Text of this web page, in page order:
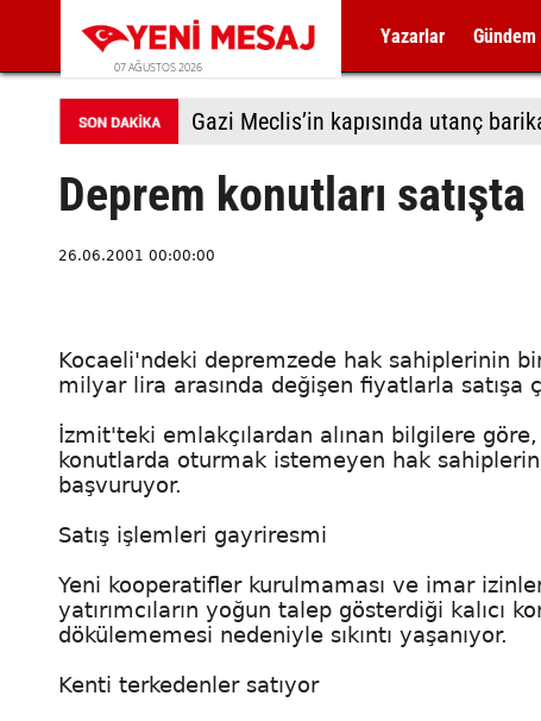
07 AĞUSTOS 2026
Yazarlar Gündem
Gazi Meclis’in kapısında utanç
Deprem konutları satışta
26.06.2001 00:00:00
Kocaeli'ndeki depremzede hak sahiplerinin
milyar lira arasında değişen fiyatlarla satışa
İzmit'teki emlakçılardan alınan bilgilere
konutlarda oturmak istemeyen hak
başvuruyor.
Satış işlemleri gayriresmi
Yeni kooperatifler kurulmaması ve imar
yatırımcıların yoğun talep gösterdiği kalıcı
dökülememesi nedeniyle sıkıntı yaşanıyor.
Kenti terkedenler satıyor